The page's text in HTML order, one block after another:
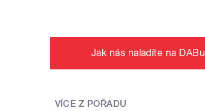
Jak nás naladíte na DABu
VÍCE Z POŘADU